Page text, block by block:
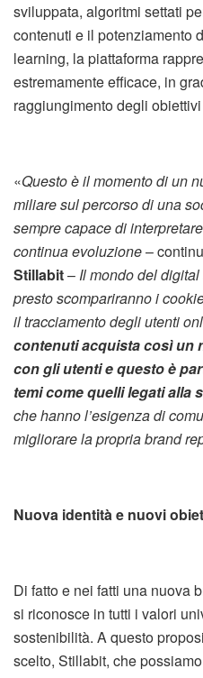
sviluppata, algoritmi settati
contenuti e il potenziamento
learning, la piattaforma
estremamente efficace, in
raggiungimento degli
«Questo è il momento di un
miliare sul percorso di una
sempre capace di
continua evoluzione–
Stillabit– Il mondo del
presto scompariranno i
il tracciamento degli utenti
contenuti acquista così un
con gli utenti e questo è
temi come quelli legati alla
che hanno l’esigenza di
migliorare la propria brand
Nuova identità e nuovi
Di fatto e nei fatti una nuova
si riconosce in tutti i valori
sostenibilità. A questo
scelto, Stillabit, che